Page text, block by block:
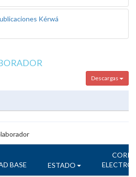
Kérwá
Descargas
BASE ESTADO